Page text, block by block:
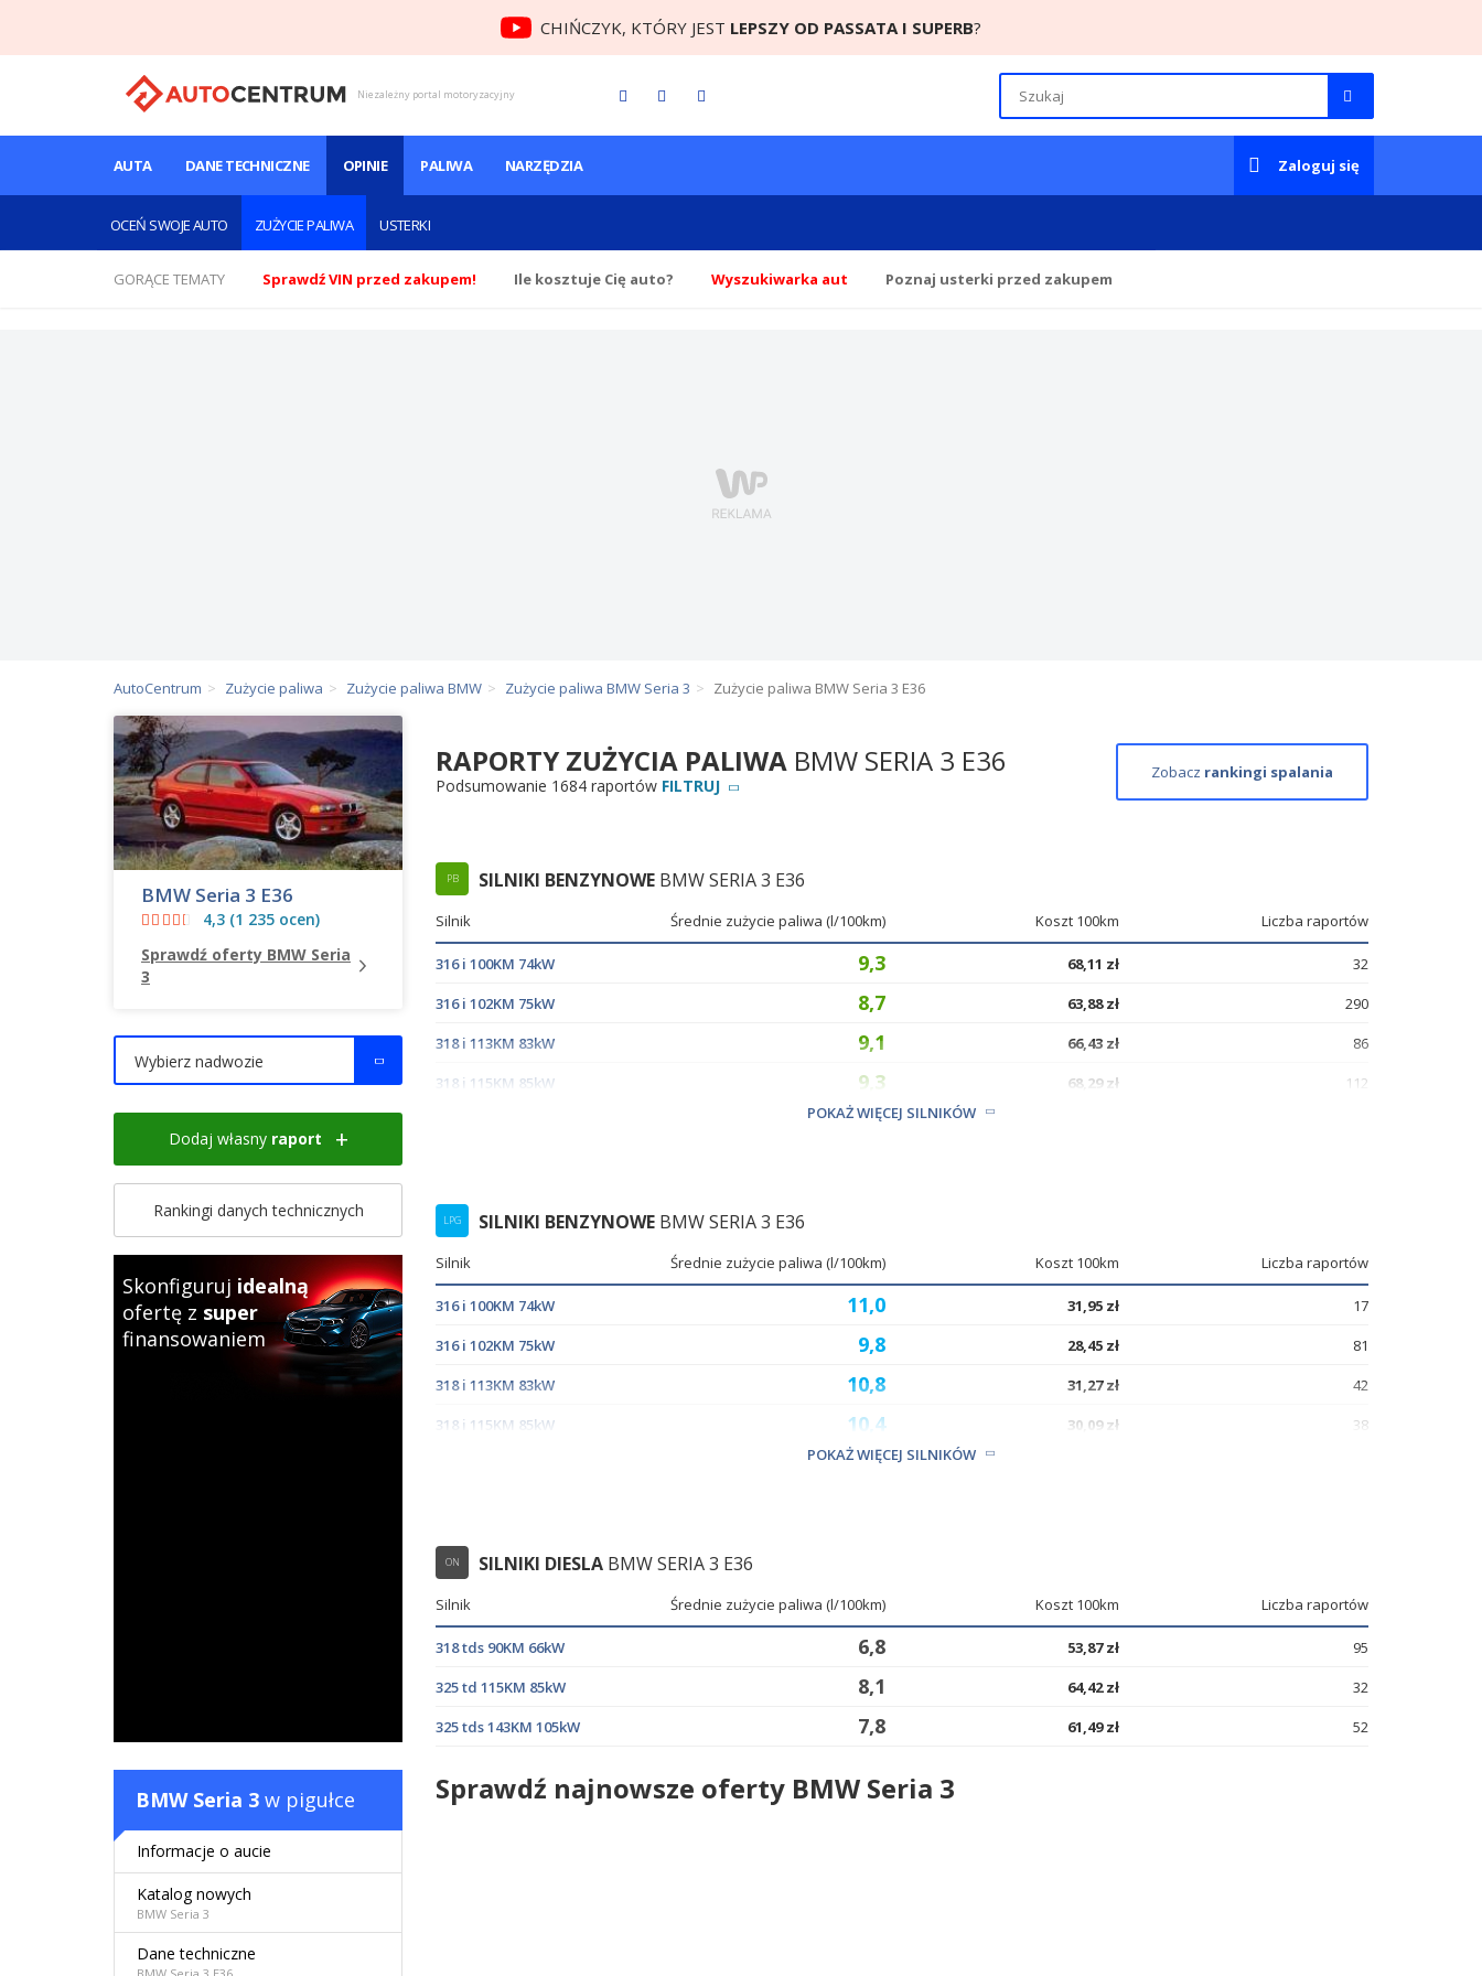
CHIŃCZYK, KTÓRY JEST LEPSZY OD PASSATA I SUPERB?
Niezależny portal motoryzacyjny
AUTA DANE TECHNICZNE OPINIE
OCEŃ SWOJE AUTO ZUŻYCIE PALIWA USTERKI
PALIWA NARZĘDZIA Zaloguj się
GORĄCE TEMATY Sprawdź VIN przed zakupem! Ile kosztuje Cię auto? Wyszukiwarka aut Poznaj usterki przed zakupem
AutoCentrum Zużycie paliwa Zużycie paliwa BMW Zużycie paliwa BMW Seria 3 Zużycie paliwa BMW Seria 3 E36
RAPORTY ZUŻYCIA PALIWA BMW SERIA 3 E36
Podsumowanie 1684 raportów FILTRUJ
Zobacz rankingi spalania
PB SILNIKI BENZYNOWE BMW SERIA 3 E36
Silnik Średnie zużycie paliwa (l/100km) Koszt 100km Liczba raportów
316 i 100KM 74kW 9,3 68,11 zł
32
316 i 102KM 75kW
8,7 63,88 zł
290
318 i 113KM 83kW
9,1 66,43 zł
86
318 i 115KM 85kW
9,3 68,29 zł
112
9,5
POKAŻ WIĘCEJ SILNIKÓW
LPG SILNIKI BENZYNOWE BMW SERIA 3 E36
Silnik Średnie zużycie paliwa (l/100km) Koszt 100km Liczba raportów
316 i 100KM 74kW 11,0 31,95 zł
17
316 i 102KM 75kW
9,8 28,45 zł
81
318 i 113KM 83kW
10,8 31,27 zł
42
318 i 115KM 85kW
10,4 30,09 zł
38
10,7
POKAŻ WIĘCEJ SILNIKÓW
ON SILNIKI DIESLA BMW SERIA 3 E36
Silnik Średnie zużycie paliwa (l/100km) Koszt 100km Liczba raportów
318 tds 90KM 66kW 6,8 53,87 zł
95
325 td 115KM 85kW
8,1 64,42 zł
32
325 tds 143KM 105kW
7,8 61,49 zł 52
Sprawdź najnowsze oferty BMW Seria 3
BMW Seria 3 E36
4,3 (1 235 ocen)
Sprawdź oferty BMW Seria
3
Wybierz nadwozie
Dodaj własny raport
Rankingi danych technicznych
Skonfiguruj idealną
ofertę z super
finansowaniem
BMW Seria 3 w pigułce
Informacje o aucie
Katalog nowych
BMW Seria 3
Dane techniczne